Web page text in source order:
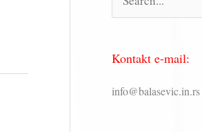
р
т
Kontakt e-mail:
info@balasevic.in.rs